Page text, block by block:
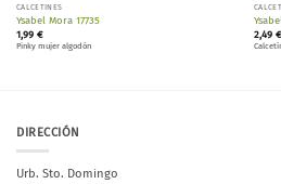
CALCETINES
Ysabel Mora 17735
1,99 €
Pinky mujer algodón
2,49 €
DIRECCIÓN
Urb. Sto. Domingo